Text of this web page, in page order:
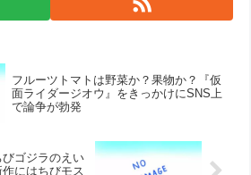
フルーツトマトは野菜か？果物か？『仮
面ライダージオウ』をきっかけにSNS上
で論争が勃発
ゴジラのえい
にはちびモス